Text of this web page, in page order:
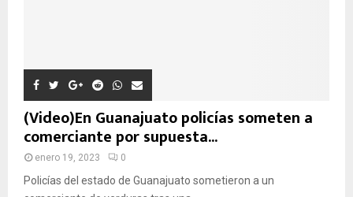
(Video)En Guanajuato policías someten a
comerciante por supuesta...
enero 19, 2023 0
Policías del estado de Guanajuato sometieron a un